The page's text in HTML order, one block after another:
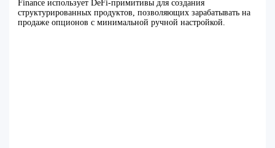
Finance использует DeFi-примитивы для создания
структурированных продуктов, позволяющих зарабатывать на
продаже опционов с минимальной ручной настройкой.